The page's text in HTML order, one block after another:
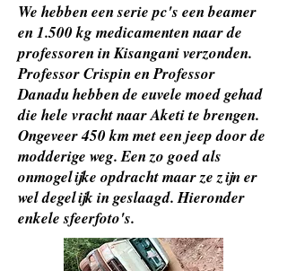
We hebben een serie pc's een beamer
en 1.500 kg medicamenten naar de
professoren in Kisangani verzonden.
Professor Crispin en Professor
Danadu hebben de euvele moed gehad
die hele vracht naar Aketi te brengen.
Ongeveer 450 km met een jeep door de
modderige weg. Een zo goed als
onmogelijke opdracht maar ze zijn er
wel degelijk in geslaagd. Hieronder
enkele sfeerfoto's.